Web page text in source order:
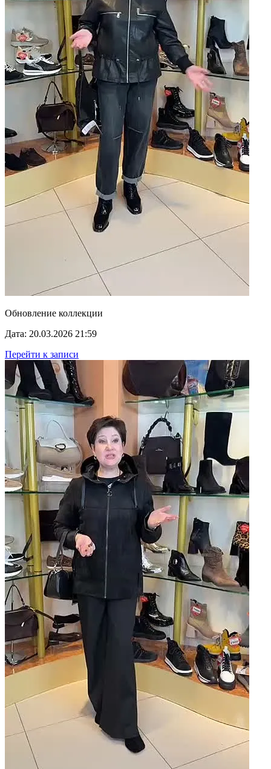
Обновление коллекции
Дата: 20.03.2026 21:59
Перейти к записи